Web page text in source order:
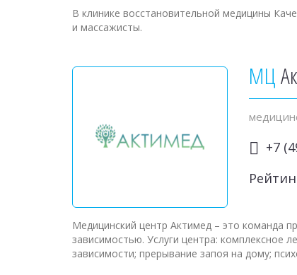
В клинике восстановительной медицины
и массажисты.
МЦ
+7
Медицинский центр Актимед – это команда
зависимостью. Услуги центра: комплексное
зависимости; прерывание запоя на дому;